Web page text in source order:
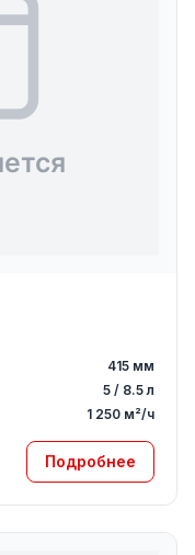
415 мм
5 / 8.5 л
1 250 м²/ч
Подробнее